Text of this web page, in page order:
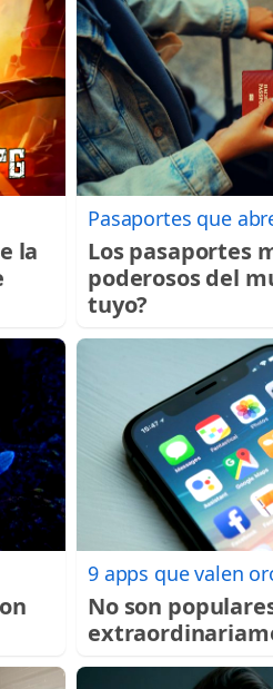
la
Pasaportes que
Los pasaportes
poderosos del
tuyo?
9 apps que valen
No son